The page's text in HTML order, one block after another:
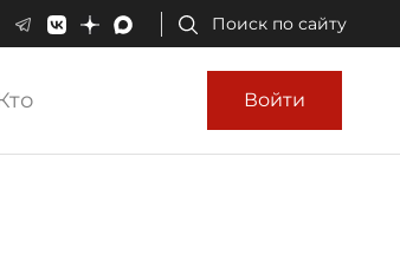
Поиск по сайту
Войти